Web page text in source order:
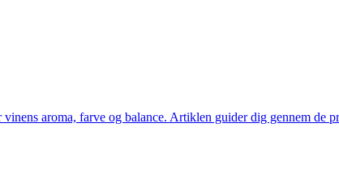
aroma, farve og balance. Artiklen guider dig gennem de